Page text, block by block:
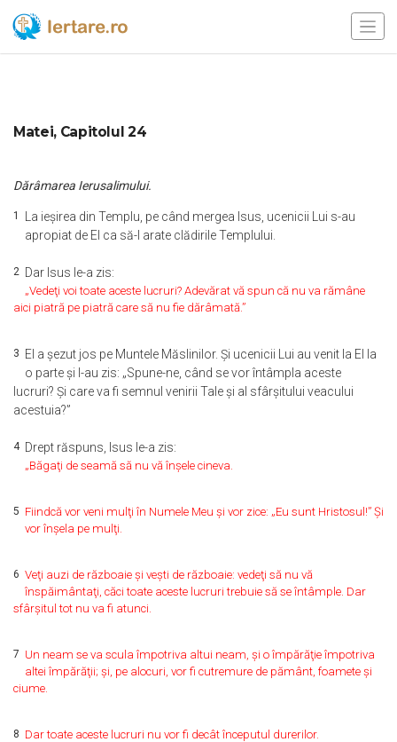
Matei, Capitolul 24
Dărâmarea Ierusalimului.
1
La ieşirea din Templu, pe când mergea Isus, ucenicii Lui s-au
apropiat de El ca să-I arate clădirile Templului.
2 Dar Isus le-a zis:
„Vedeţi voi toate aceste lucruri? Adevărat vă spun că nu va rămâne
aici piatră pe piatră care să nu fie dărâmată.”
3 El a şezut jos pe Muntele Măslinilor. Şi ucenicii Lui au venit la El la
o parte şi I-au zis: „Spune-ne, când se vor întâmpla aceste
lucruri? Şi care va fi semnul venirii Tale şi al sfârşitului veacului
acestuia?”
4 Drept răspuns, Isus le-a zis:
„Băgaţi de seamă să nu vă înşele cineva.
5 Fiindcă vor veni mulţi în Numele Meu şi vor zice: „Eu sunt Hristosul!” Şi
vor înşela pe mulţi.
6 Veţi auzi de războaie şi veşti de războaie: vedeţi să nu vă
înspăimântaţi, căci toate aceste lucruri trebuie să se întâmple. Dar
sfârşitul tot nu va fi atunci.
7 Un neam se va scula împotriva altui neam, şi o împărăţie împotriva
altei împărăţii; şi, pe alocuri, vor fi cutremure de pământ, foamete şi
ciume.
8 Dar toate aceste lucruri nu vor fi decât începutul durerilor.